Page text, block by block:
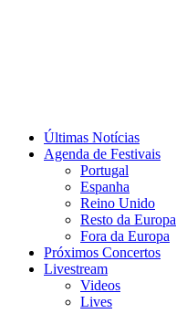
Últimas Notícias
Agenda de Festivais
Portugal
Espanha
Reino Unido
Resto da Europa
Fora da Europa
Próximos Concertos
Livestream
Videos
Lives